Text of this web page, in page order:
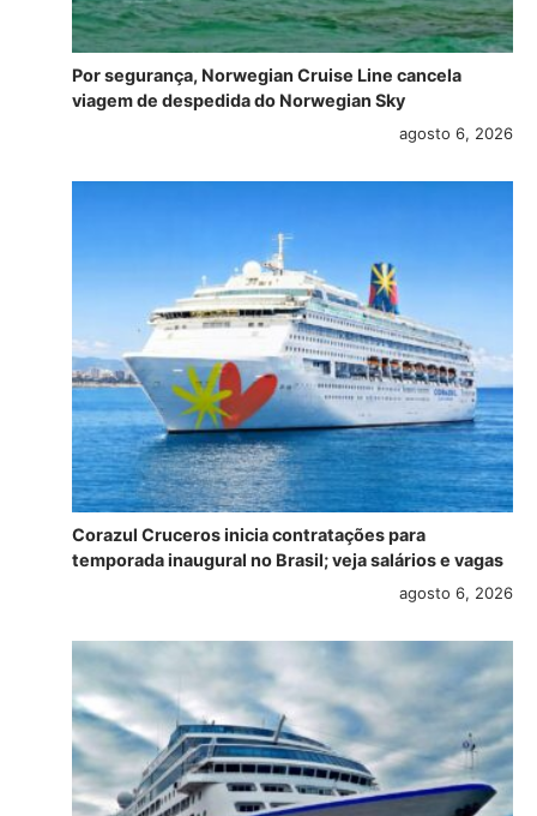
Por segurança, Norwegian Cruise Line cancela
viagem de despedida do Norwegian Sky
agosto 6, 2026
Corazul Cruceros inicia contratações para
temporada inaugural no Brasil; veja salários e vagas
agosto 6, 2026